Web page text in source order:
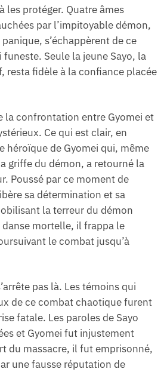
les protéger. Quatre âmes
par l’impitoyable démon,
s’échappèrent de ce
Seule la jeune Sayo, la
resta fidèle à la confiance placée
la confrontation entre Gyomei et
Ce qui est clair, en
héroïque de Gyomei qui, même
griffe du démon, a retourné la
Poussé par ce moment de
sa détermination et sa
la terreur du démon
mortelle, il frappa le
le combat jusqu’à
pas là. Les témoins qui
de ce combat chaotique furent
fatale. Les paroles de Sayo
et Gyomei fut injustement
du massacre, il fut emprisonné,
une fausse réputation de